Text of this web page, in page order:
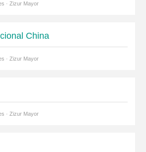
· Zizur Mayor
China
· Zizur Mayor
· Zizur Mayor